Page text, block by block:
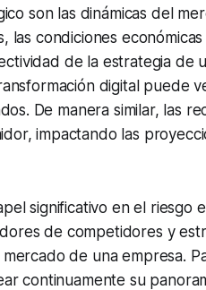
son las dinámicas del
las condiciones económicas
de la estrategia de
digital puede
De manera similar, las
impactando las
significativo en el riesgo
de competidores y
de una empresa.
continuamente su